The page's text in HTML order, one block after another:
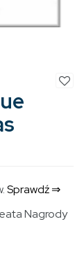
Sprawdź ⇒
Nagrody